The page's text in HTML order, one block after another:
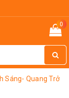
0
Sáng- Quang Trở